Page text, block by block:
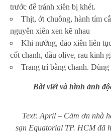
trước để tránh xiên bị khét.
Thịt, ớt chuông, hành tím
nguyên xiên xen kẽ nhau
Khi nướng, đảo xiên liên
cốt chanh, dầu olive, rau kinh
Trang trí bằng chanh.
Bài viết và hình ảnh
Text: April – Cảm ơn nhà
sạn Equatorial TP. HCM đã